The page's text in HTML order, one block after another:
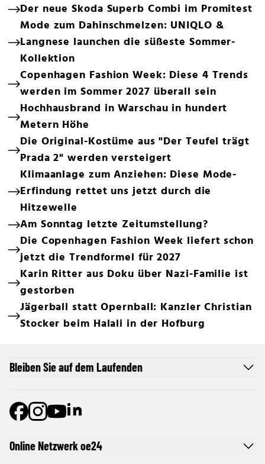
Der neue Skoda Superb Combi im Promitest
Mode zum Dahinschmelzen: UNIQLO &
Langnese launchen die süßeste Sommer-
Kollektion
Copenhagen Fashion Week: Diese 4 Trends
werden im Sommer 2027 überall sein
Hochhausbrand in Warschau in hundert
Metern Höhe
Die Original-Kostüme aus "Der Teufel trägt
Prada 2" werden versteigert
Klimaanlage zum Anziehen: Diese Mode-
Erfindung rettet uns jetzt durch die
Hitzewelle
Am Sonntag letzte Zeitumstellung?
Die Copenhagen Fashion Week liefert schon
jetzt die Trendformel für 2027
Karin Ritter aus Doku über Nazi-Familie ist
gestorben
Jägerball statt Opernball: Kanzler Christian
Stocker beim Halali in der Hofburg
Online Netzwerk oe24
Bleiben Sie auf dem Laufenden